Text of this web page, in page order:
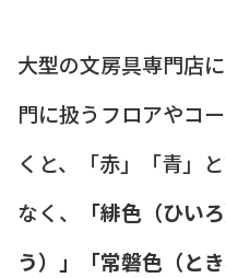
大型の文房具専門店
門に扱うフロアやコ
くと、「赤」「青」
なく、
「緋色（ひい
う）」「常磐色（とき